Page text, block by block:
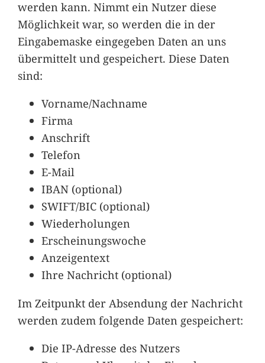
werden kann. Nimmt ein Nutzer diese
Möglichkeit war, so werden die in der
Eingabemaske eingegeben Daten an uns
übermittelt und gespeichert. Diese Daten
sind:
Vorname/Nachname
Firma
Anschrift
Telefon
E-Mail
IBAN (optional)
SWIFT/BIC (optional)
Wiederholungen
Erscheinungswoche
Anzeigentext
Ihre Nachricht (optional)
Im Zeitpunkt der Absendung der Nachricht
werden zudem folgende Daten gespeichert:
Die IP-Adresse des Nutzers